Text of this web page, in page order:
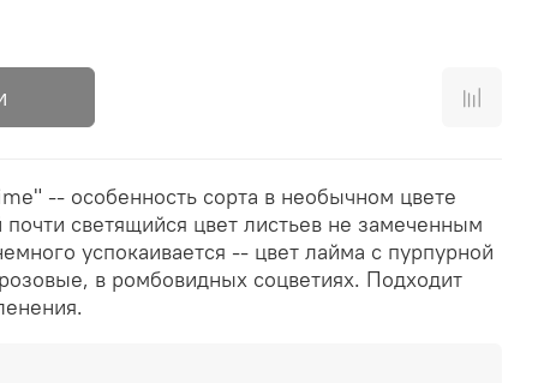
-- особенность сорта в необычном цвете
светящийся цвет листьев не замеченным
успокаивается -- цвет лайма с пурпурной
в ромбовидных соцветиях. Подходит